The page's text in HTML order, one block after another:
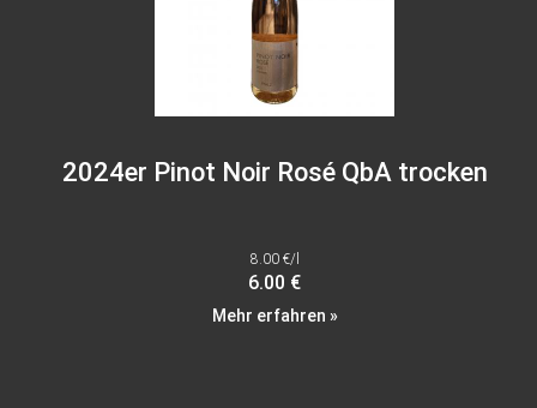
2024er Pinot Noir Rosé QbA trocken
8.00 €/l
6.00 €
Mehr erfahren »